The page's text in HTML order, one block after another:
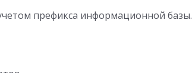
префикса информационной базы.